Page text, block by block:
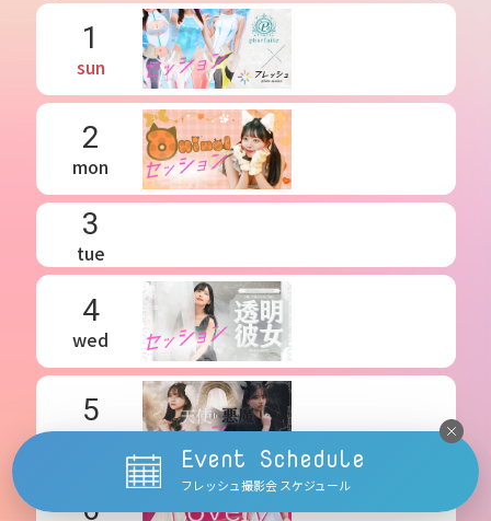
1
sun
2
mon
3
tue
4
wed
5
thu
6
Event Schedule
フレッシュ撮影会 スケジュール